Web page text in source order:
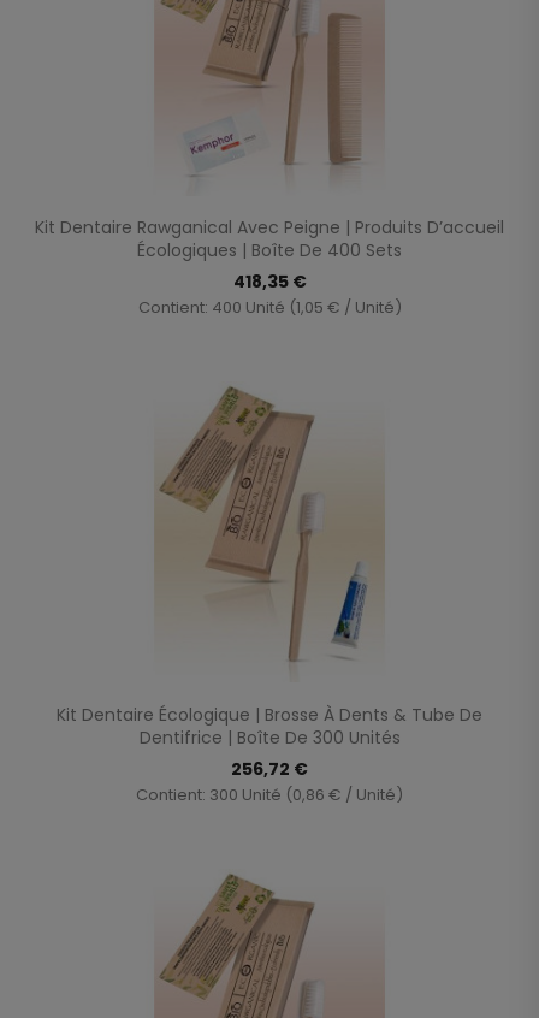
Kit Dentaire Rawganical Avec Peigne | Produits D’accueil
Écologiques | Boîte De 400 Sets
418,35 €
Contient: 400 Unité (1,05 € / Unité)
Kit Dentaire Écologique | Brosse À Dents & Tube De
Dentifrice | Boîte De 300 Unités
256,72 €
Contient: 300 Unité (0,86 € / Unité)